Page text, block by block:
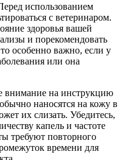
использованием
с ветеринаром.
здоровья вашей
и порекомендовать
особенно важно, если у
или она
внимание на инструкцию
наносятся на кожу в
их слизать. Убедитесь,
капель и частоте
требуют повторного
времени для